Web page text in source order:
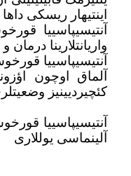
اینتیهار ریسکی
آنتیسیپاسییا
واریانتلارینا درمان
آنتیسیپاسییا
آلماق اوچون
کئچیردیینیز
آنتیسیپاسییا
آلینماسی یوللاری